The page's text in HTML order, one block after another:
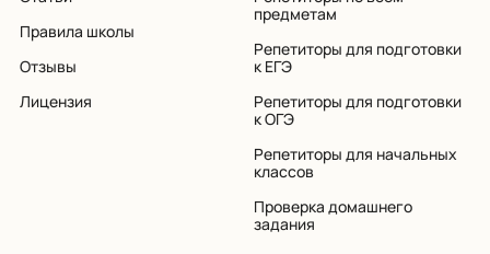
Правила школы
Отзывы
Лицензия
предметам
Репетиторы для подготовки
к ЕГЭ
Репетиторы для подготовки
к ОГЭ
Репетиторы для начальных
классов
Проверка домашнего
задания